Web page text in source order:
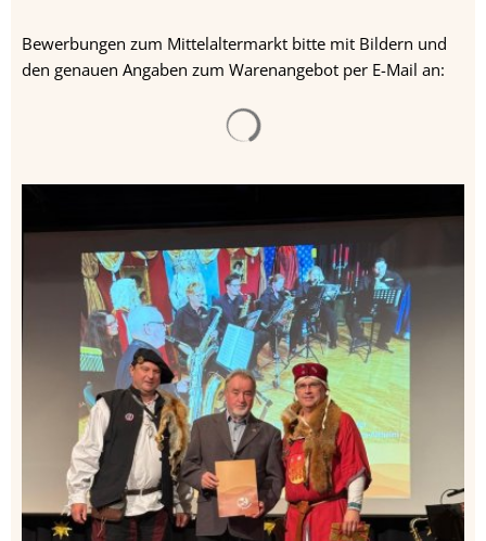
Bewerbungen zum Mittelaltermarkt bitte mit Bildern und
den genauen Angaben zum Warenangebot per E-Mail an: